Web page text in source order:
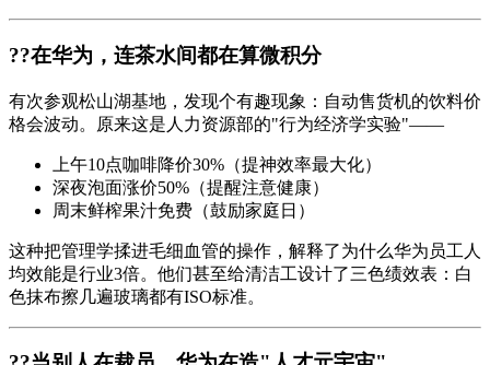
??在华为，连茶水间都在算微积分
有次参观松山湖基地，发现个有趣现象：自动售货机的饮料价
格会波动。原来这是人力资源部的"行为经济学实验"——
上午10点咖啡降价30%（提神效率最大化）
深夜泡面涨价50%（提醒注意健康）
周末鲜榨果汁免费（鼓励家庭日）
这种把管理学揉进毛细血管的操作，解释了为什么华为员工人
均效能是行业3倍。他们甚至给清洁工设计了三色绩效表：白
色抹布擦几遍玻璃都有ISO标准。